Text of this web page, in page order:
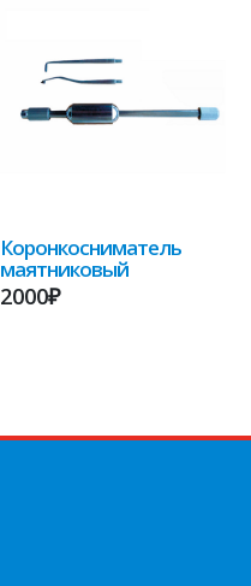
Коронкосниматель
маятниковый
2000₽